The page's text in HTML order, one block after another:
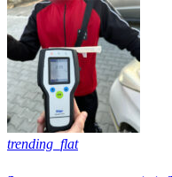
trending_flat